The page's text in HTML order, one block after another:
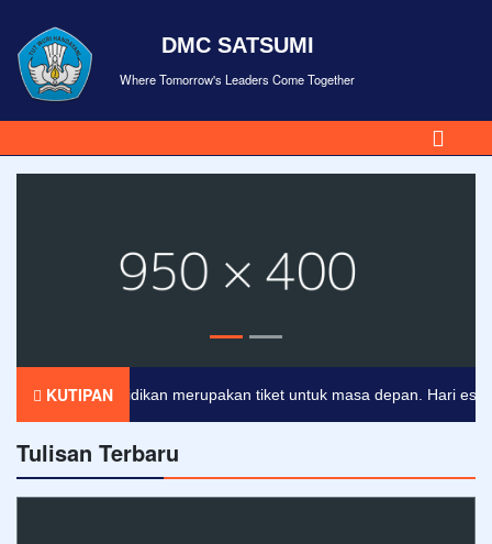
DMC SATSUMI
Where Tomorrow's Leaders Come Together
KUTIPAN
Pendidikan merupakan tiket untuk masa depan. Hari esok
Tulisan Terbaru